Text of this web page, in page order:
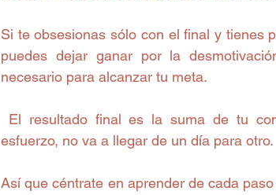
Si te obsesionas sólo con el final y tienes
puedes dejar ganar por la
necesario para alcanzar tu meta.
esfuerzo, no va a llegar de un día para otro.
Así que céntrate en aprender de cada